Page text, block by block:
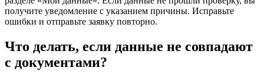
получите уведомление с указанием причины. Исправьте
ошибки и отправьте заявку повторно.
Что делать, если данные не совпадают
с документами?